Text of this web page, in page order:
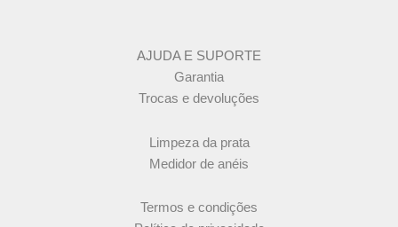
AJUDA E SUPORTE
Garantia
Trocas e devoluções
Limpeza da prata
Medidor de anéis
Termos e condições